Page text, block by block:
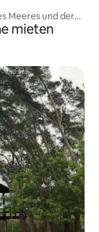
Meeres und der
mieten